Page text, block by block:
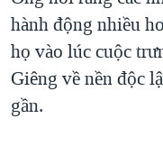
hành động nhiều
họ vào lúc cuộc
Giêng về nền độc
gần.